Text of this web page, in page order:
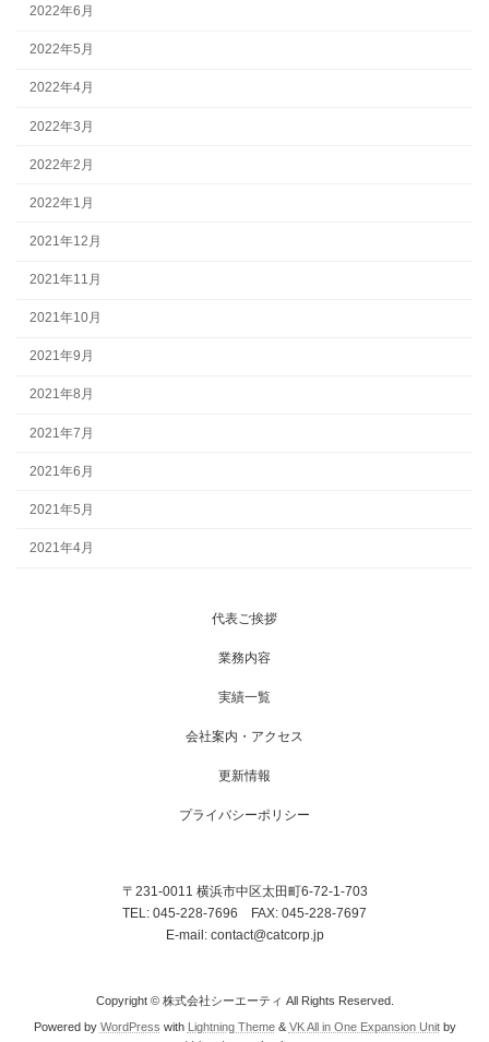
2022年6月
2022年5月
2022年4月
2022年3月
2022年2月
2022年1月
2021年12月
2021年11月
2021年10月
2021年9月
2021年8月
2021年7月
2021年6月
2021年5月
2021年4月
代表ご挨拶
業務内容
実績一覧
会社案内・アクセス
更新情報
プライバシーポリシー
〒231-0011 横浜市中区太田町6-72-1-703
TEL: 045-228-7696 FAX: 045-228-7697
E-mail: contact@catcorp.jp
Copyright © 株式会社シーエーティ All Rights Reserved.
Powered by WordPress with Lightning Theme& VK All in One Expansion Unitby